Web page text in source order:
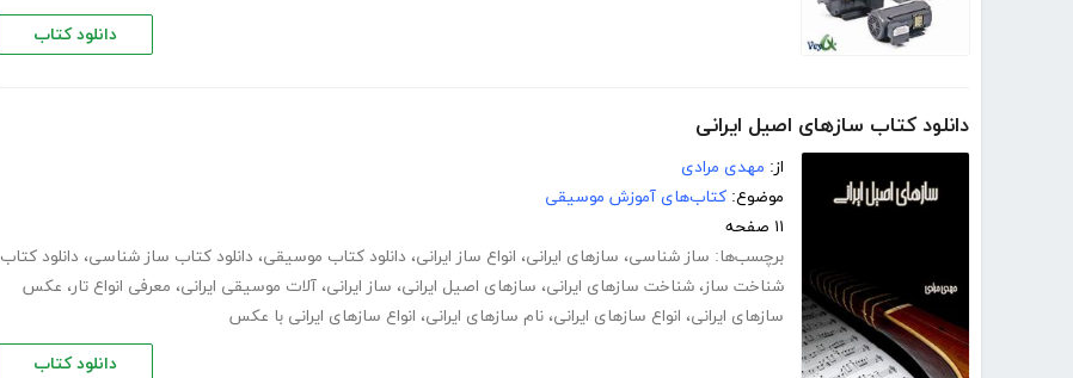
دانلود کتاب
دانلود کتاب سازهای اصیل ایرانی
از: مهدی مرادی
موضوع: کتاب‌های آموزش موسیقی
۱۱ صفحه
برچسب‌ها: ساز شناسی، سازهای ایرانی، انواع ساز ایرانی، دانلود کتاب موسیقی، دانلود کتاب ساز شناسی، دانلود کتاب
شناخت ساز، شناخت سازهای ایرانی، سازهای اصیل ایرانی، ساز ایرانی، آلات موسیقی ایرانی، معرفی انواع تار، عکس
سازهای ایرانی، انواع سازهای ایرانی، نام سازهای ایرانی، انواع سازهای ایرانی با عکس
دانلود کتاب